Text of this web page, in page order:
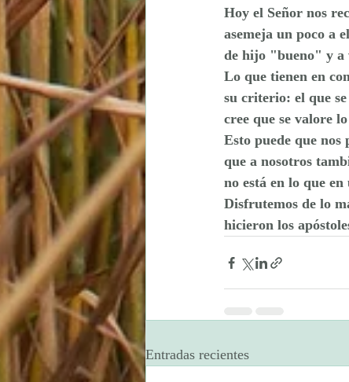
Hoy el Señor nos
asemeja un poco a
de hijo "bueno" y a
Lo que tienen en
su criterio: el que
cree que se valore
Esto puede que nos
que a nosotros
no está en lo que
Disfrutemos de lo
hicieron los
Entradas recientes